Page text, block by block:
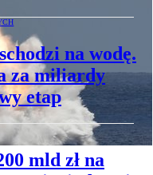
na wodę.
za miliardy
etap
mld zł na